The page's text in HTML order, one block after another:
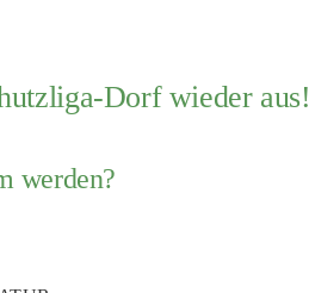
Dorf wieder aus!
werden?